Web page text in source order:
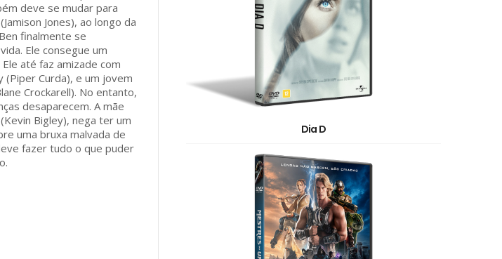
deve se mudar para
Jones), ao longo da
finalmente se
Ele consegue um
até faz amizade com
(Piper Curda), e um jovem
Crockarell). No entanto,
desaparecem. A mãe
Bigley), nega ter um
uma bruxa malvada de
fazer tudo o que puder
Dia D